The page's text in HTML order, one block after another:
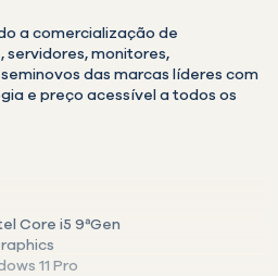
a comercialização de
monitores,
das marcas líderes com
e preço acessível a todos os
Core i5 9ªGen
11 Pro